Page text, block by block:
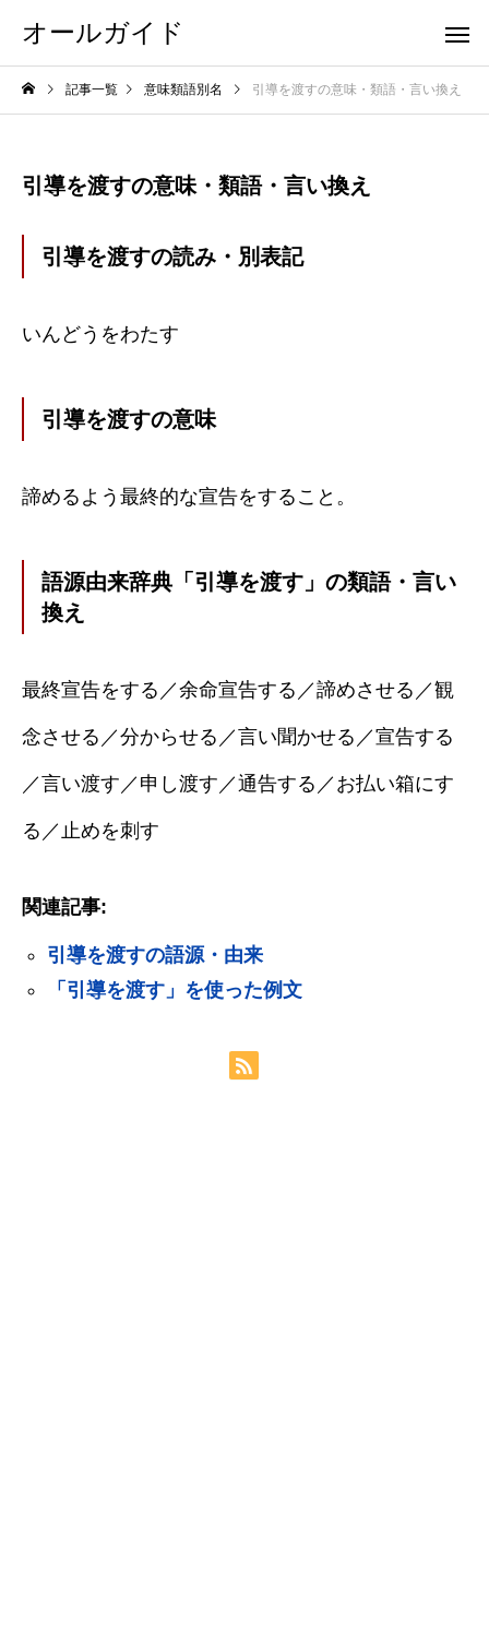
オールガイド
記事一覧 意味類語別名 引導を渡すの意味・類語・言い換え
引導を渡すの意味・類語・言い換え
引導を渡すの読み・別表記
いんどうをわたす
引導を渡すの意味
諦めるよう最終的な宣告をすること。
語源由来辞典「引導を渡す」の類語・言い
換え
最終宣告をする／余命宣告する／諦めさせる／観
念させる／分からせる／言い聞かせる／宣告する
／言い渡す／申し渡す／通告する／お払い箱にす
る／止めを刺す
関連記事:
引導を渡すの語源・由来
「引導を渡す」を使った例文